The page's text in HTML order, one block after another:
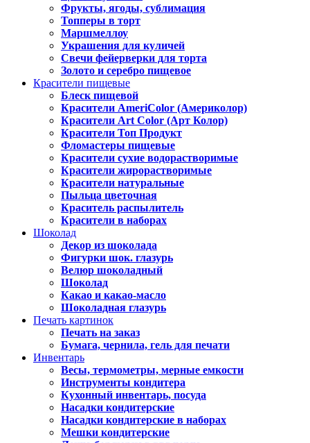
Фрукты, ягоды, сублимация
Топперы в торт
Маршмеллоу
Украшения для куличей
Свечи фейерверки для торта
Золото и серебро пищевое
Красители пищевые
Блеск пищевой
Красители AmeriColor (Америколор)
Красители Art Color (Арт Колор)
Красители Топ Продукт
Фломастеры пищевые
Красители сухие водорастворимые
Красители жирорастворимые
Красители натуральные
Пыльца цветочная
Краситель распылитель
Красители в наборах
Шоколад
Декор из шоколада
Фигурки шок. глазурь
Велюр шоколадный
Шоколад
Какао и какао-масло
Шоколадная глазурь
Печать картинок
Печать на заказ
Бумага, чернила, гель для печати
Инвентарь
Весы, термометры, мерные емкости
Инструменты кондитера
Кухонный инвентарь, посуда
Насадки кондитерские
Насадки кондитерские в наборах
Мешки кондитерские